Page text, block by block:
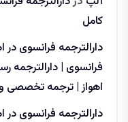
کامل
دارالترجمه فرانسوی
فرانسوی | دارالترجمه
اهواز | ترجمه تخصصی و
دارالترجمه فرانسوی